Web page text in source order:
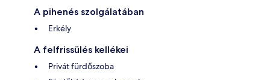
A pihenés szolgálatában
Erkély
A felfrissülés kellékei
Privát fürdőszoba